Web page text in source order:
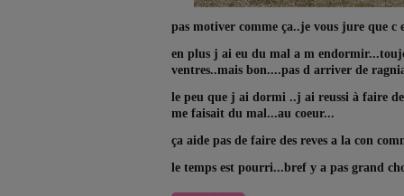
pas motiver comme ça..je vous jure que c
en plus j ai eu du mal a m
ventres..mais bon....pas d arriver de
le peu que j ai dormi ..j ai reussi à faire
me faisait du mal...au coeur...
ça aide pas de faire des reves a la con
le temps est pourri...bref y a pas grand